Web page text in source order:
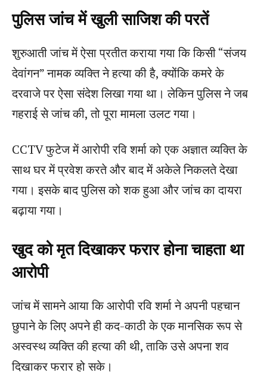
पुलिस जांच में खुली साजिश की परतें
शुरुआती जांच में ऐसा प्रतीत कराया गया कि किसी “संजय
देवांगन” नामक व्यक्ति ने हत्या की है, क्योंकि कमरे के
दरवाजे पर ऐसा संदेश लिखा गया था। लेकिन पुलिस ने जब
गहराई से जांच की, तो पूरा मामला उलट गया।
CCTV फुटेज में आरोपी रवि शर्मा को एक अज्ञात व्यक्ति के
साथ घर में प्रवेश करते और बाद में अकेले निकलते देखा
गया। इसके बाद पुलिस को शक हुआ और जांच का दायरा
बढ़ाया गया।
खुद को मृत दिखाकर फरार होना चाहता था
आरोपी
जांच में सामने आया कि आरोपी रवि शर्मा ने अपनी पहचान
छुपाने के लिए अपने ही कद-काठी के एक मानसिक रूप से
अस्वस्थ व्यक्ति की हत्या की थी, ताकि उसे अपना शव
दिखाकर फरार हो सके।